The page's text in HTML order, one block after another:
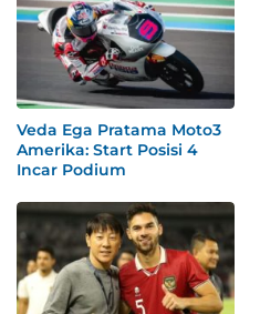
Veda Ega Pratama Moto3
Amerika: Start Posisi 4
Incar Podium